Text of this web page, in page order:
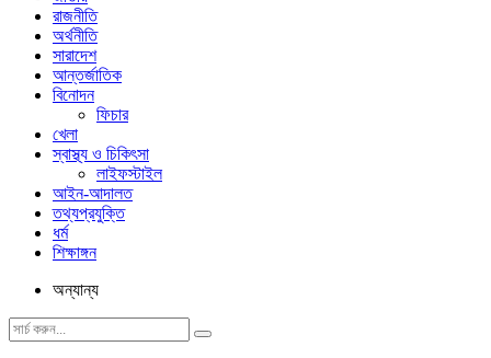
রাজনীতি
অর্থনীতি
সারাদেশ
আন্তর্জাতিক
বিনোদন
ফিচার
খেলা
স্বাস্থ্য ও চিকিৎসা
লাইফস্টাইল
আইন-আদালত
তথ্যপ্রযুক্তি
ধর্ম
শিক্ষাঙ্গন
অন্যান্য